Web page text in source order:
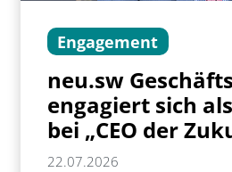
Engagement
neu.sw
engagiert sich
bei „CEO der
22.07.2026